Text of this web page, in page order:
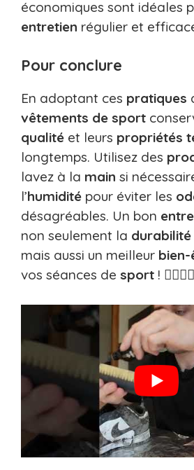
économiques sont idéales
entretien régulier et
Pour conclure
En adoptant ces pratiques
vêtements de sport
qualité et leurs propriétés
longtemps. Utilisez des
lavez à la main si
l’humidité pour éviter les
désagréables. Un bon
non seulement la durabilité
mais aussi un meilleur
vos séances de sport ! 🏋️‍♀️🧘‍♂️